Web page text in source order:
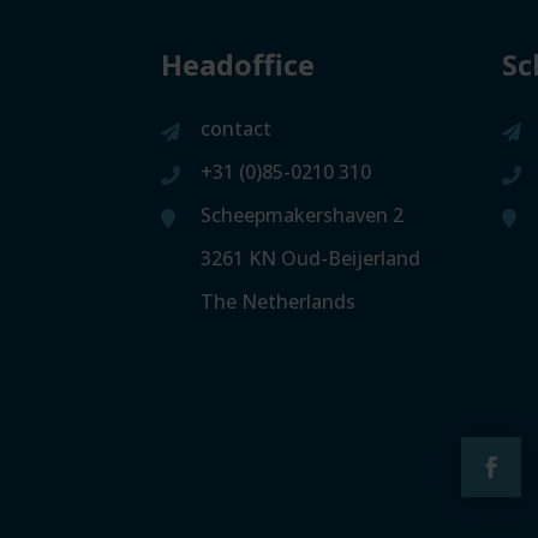
Headoffice
contact
+31 (0)85-0210 310
Scheepmakershaven 2
3261 KN Oud-Beijerland
The Netherlands